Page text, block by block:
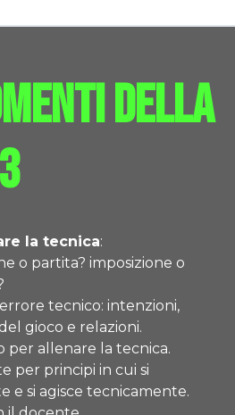
della
la tecnica:
o partita? imposizione o
tecnico: intenzioni,
gioco e relazioni.
per allenare la tecnica.
per principi in cui si
e si agisce tecnicamente.